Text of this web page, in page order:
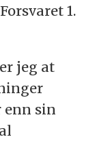
Forsvaret1.
jeg at
enn sin